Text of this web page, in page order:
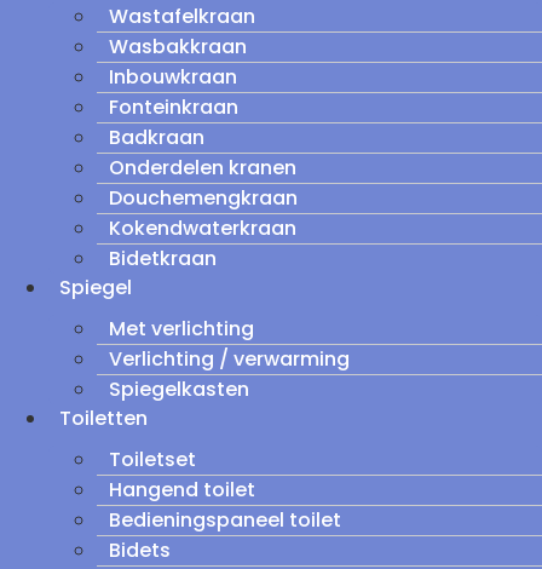
Wastafelkraan
Wasbakkraan
Inbouwkraan
Fonteinkraan
Badkraan
Onderdelen kranen
Douchemengkraan
Kokendwaterkraan
Bidetkraan
Spiegel
Met verlichting
Verlichting / verwarming
Spiegelkasten
Toiletten
Toiletset
Hangend toilet
Bedieningspaneel toilet
Bidets